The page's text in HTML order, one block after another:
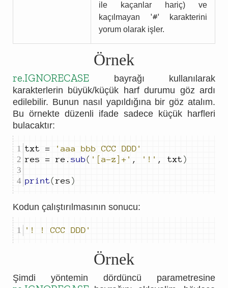
ile kaçanlar hariç) ve
kaçılmayan '#' karakterini
yorum olarak işler.
Örnek
re.IGNORECASE bayrağı kullanılarak
karakterlerin büyük/küçük harf durumu göz ardı
edilebilir. Bunun nasıl yapıldığına bir göz atalım.
Bu örnekte düzenli ifade sadece küçük harfleri
bulacaktır:
txt =
'aaa bbb CCC DDD'
res = re . sub( '[a-z]+' , '!' , txt)
print( res )
Kodun çalıştırılmasının sonucu:
'! ! CCC DDD'
Örnek
Şimdi yöntemin dördüncü parametresine